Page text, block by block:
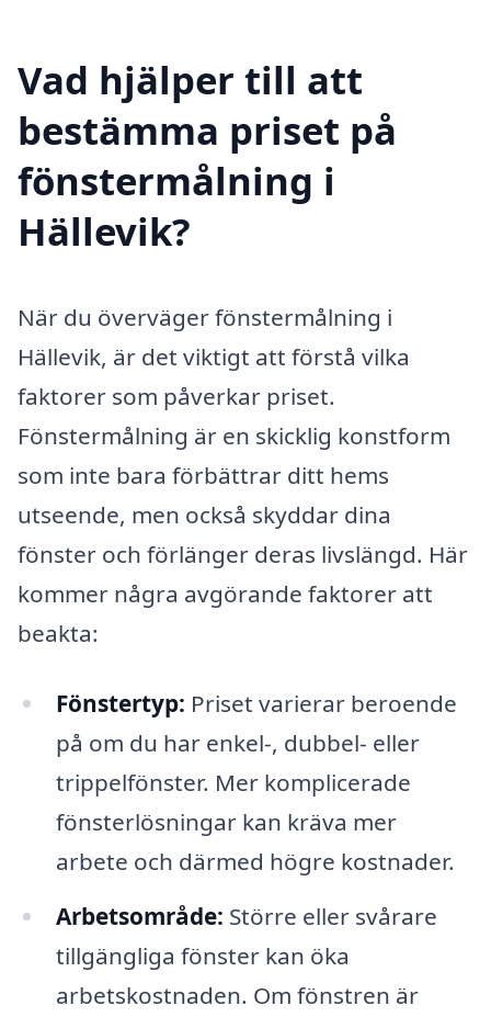
Vad hjälper till att
bestämma priset på
fönstermålning i
Hällevik?
När du överväger fönstermålning i
Hällevik, är det viktigt att förstå vilka
faktorer som påverkar priset.
Fönstermålning är en skicklig konstform
som inte bara förbättrar ditt hems
utseende, men också skyddar dina
fönster och förlänger deras livslängd. Här
kommer några avgörande faktorer att
beakta:
Fönstertyp: Priset varierar beroende
på om du har enkel-, dubbel- eller
trippelfönster. Mer komplicerade
fönsterlösningar kan kräva mer
arbete och därmed högre kostnader.
Arbetsområde: Större eller svårare
tillgängliga fönster kan öka
arbetskostnaden. Om fönstren är